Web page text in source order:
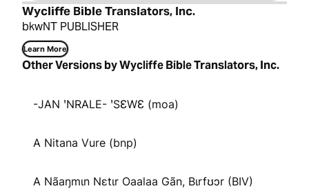
Wycliffe Bible Translators, Inc.
bkwNT PUBLISHER
Learn More
Other Versions by Wycliffe Bible Translators, Inc.
-JAN ꞌNRALE- ꞌSƐWƐ (moa)
A Nitana Vure (bnp)
A Nãaŋmɩn Nɛtɩr Oaalaa Gãn, Bɩrfʊɔr (BIV)